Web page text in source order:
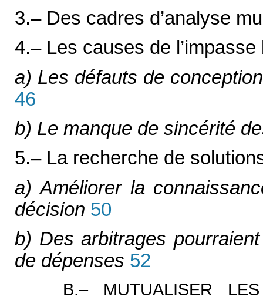
3.– Des cadres d’analyse
4.– Les causes de
a) Les défauts de
46
b) Le manque de sincérité
5.– La recherche de
a) Améliorer la
décision 50
b) Des arbitrages
de dépenses 52
B.– MUTUALISER